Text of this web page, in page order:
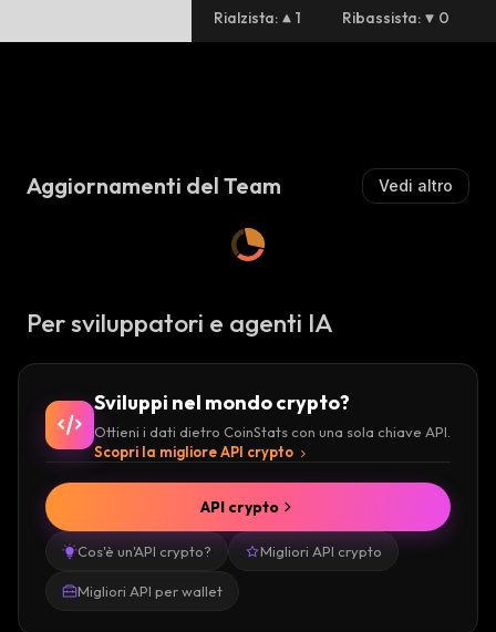
$APU ($344.4M) 4.
5. $SIGMA ($109.6M) 6.
Rialzista: 1 Ribassista: 0
Aggiornamenti del Team Vedi altro
Per sviluppatori e agenti IA
Sviluppi nel mondo crypto?
Ottieni i dati dietro CoinStats con una sola chiave API.
Scopri la migliore API crypto
Cos'è un'API crypto? Migliori API crypto
Migliori API per wallet
API crypto